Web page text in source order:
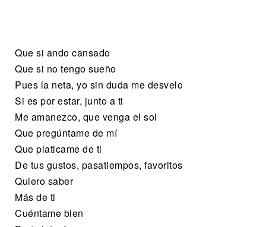
Que si ando cansado
Que si no tengo sueño
Pues la neta, yo sin duda me desvelo
Si es por estar, junto a ti
Me amanezco, que venga el sol
Que pregúntame de mí
Que platicame de ti
De tus gustos, pasatiempos, favoritos
Quiero saber
Más de ti
Cuéntame bien